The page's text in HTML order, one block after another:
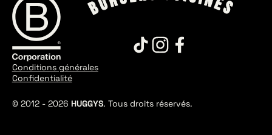
© 2012 - 2026 HUGGYS. Tous droits réservés.
Conditions générales
Confidentialité